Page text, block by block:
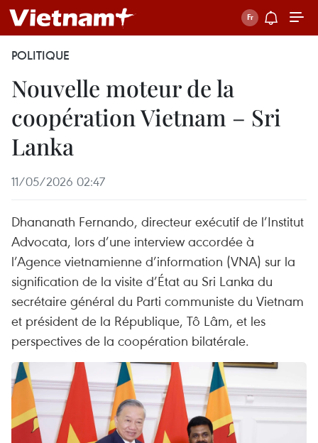
POLITIQUE
Nouvelle moteur de la
coopération Vietnam – Sri
Lanka
11/05/2026 02:47
Dhananath Fernando, directeur exécutif de l’Institut
Advocata, lors d’une interview accordée à
l’Agence vietnamienne d’information (VNA) sur la
signification de la visite d’État au Sri Lanka du
secrétaire général du Parti communiste du Vietnam
et président de la République, Tô Lâm, et les
perspectives de la coopération bilatérale.